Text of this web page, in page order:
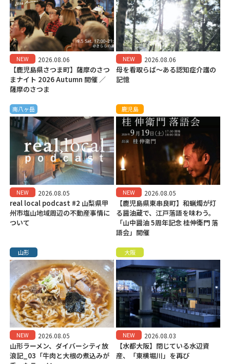
NEW 2026.08.06
【鹿児島県さつま町】薩摩のさつ
まナイト 2026 Autumn 開催 ／
薩摩のさつま
NEW 2026.08.06
母を看取らば～ある認知症介護の
記憶
南八ヶ岳
NEW 2026.08.05
real local podcast #2 山梨県甲
州市塩山地域周辺の不動産事情に
ついて
鹿児島
NEW 2026.08.05
【鹿児島県東串良町】和蝋燭が灯
る醤油蔵で、江戸落語を味わう。
「山中醤油 5周年記念 桂伸衛門 落
語会」開催
山形
NEW 2026.08.05
山形ラーメン、ダイバーシティ放
浪記_03「牛肉と大根の煮込みが
大阪
NEW 2026.08.03
【水都大阪】閉じている水辺資
産、「東横堀川」を再び